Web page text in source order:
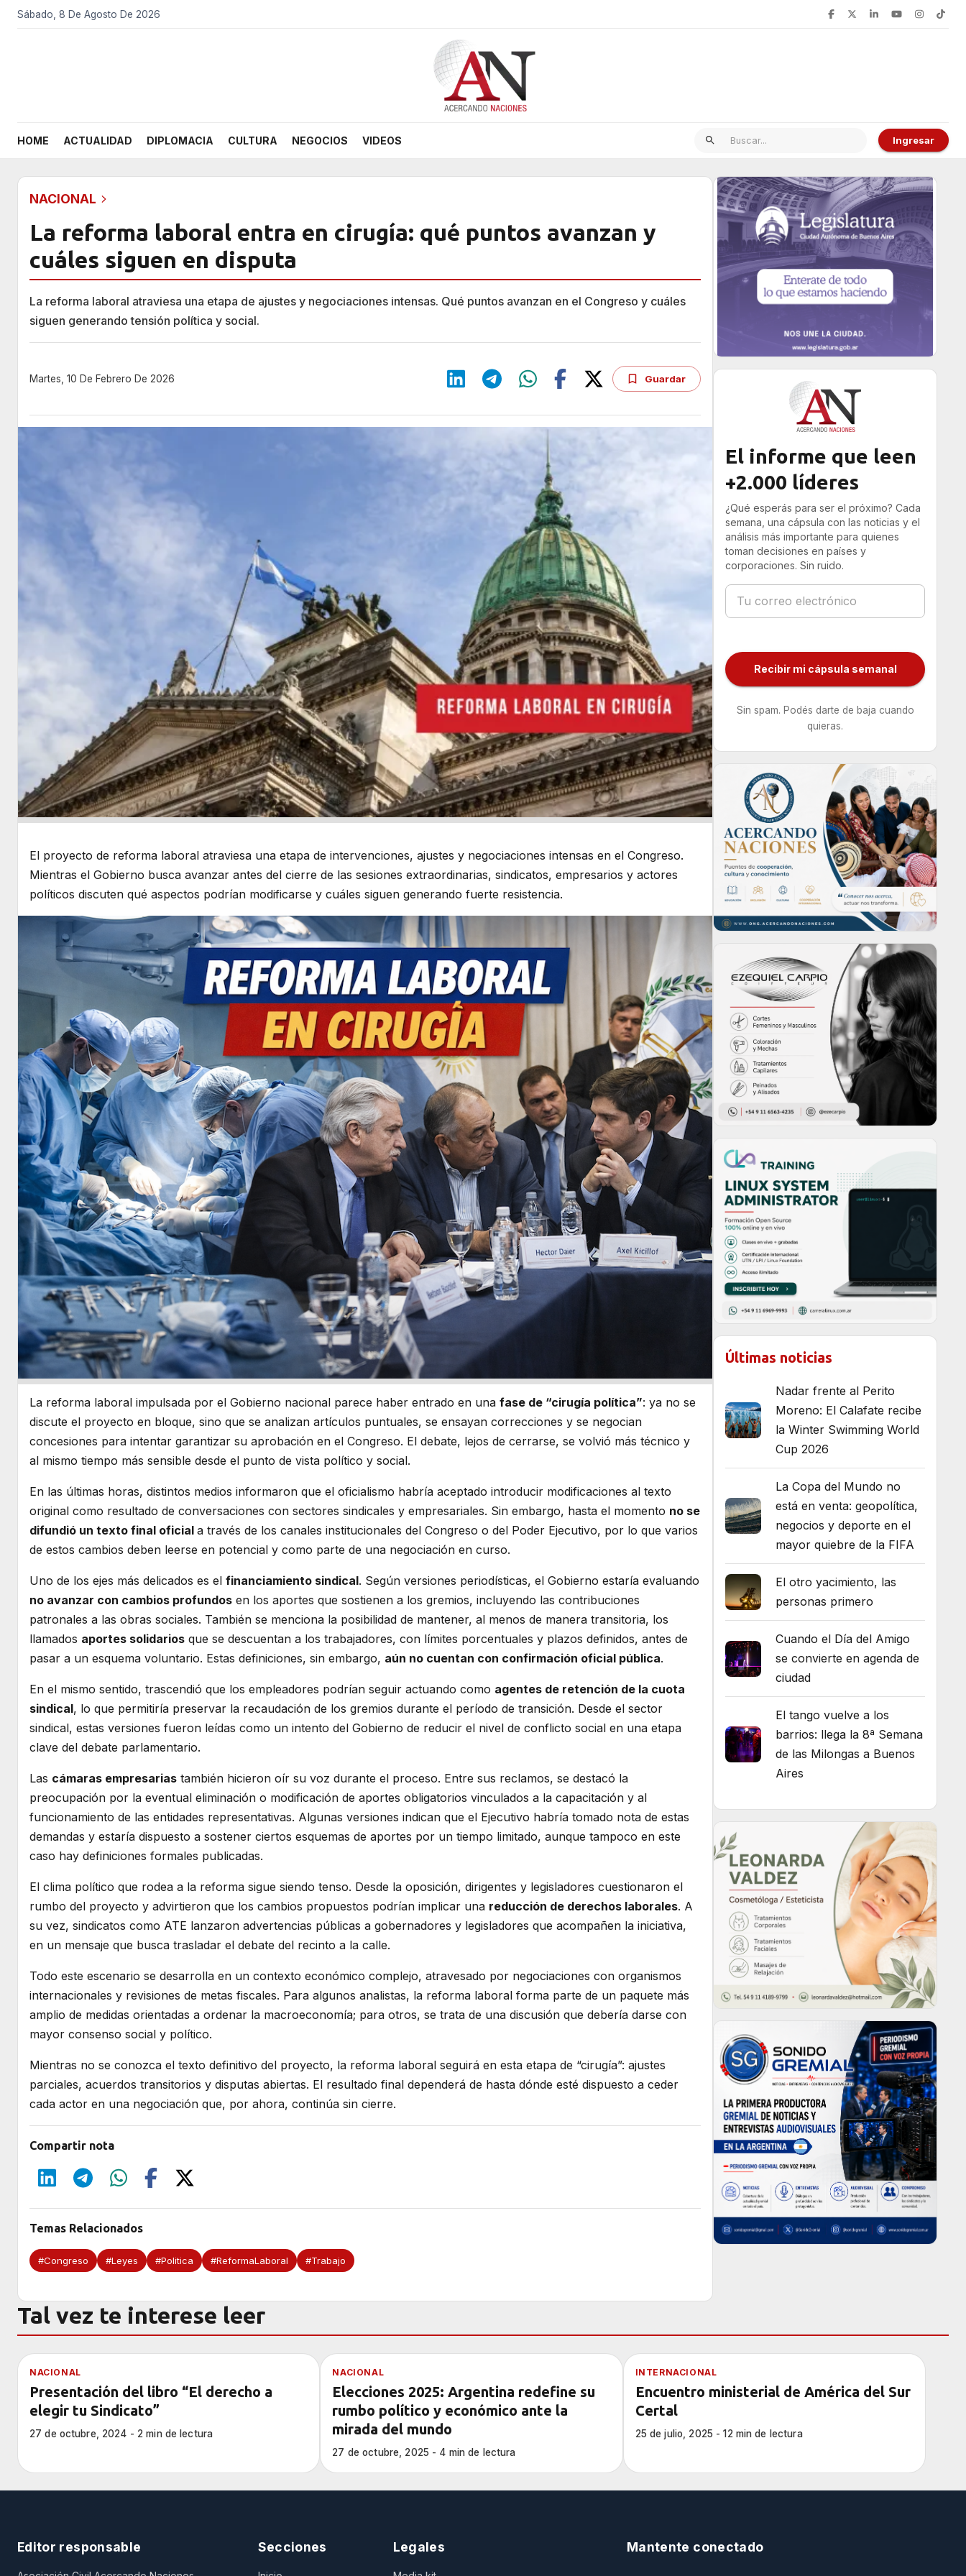
Sábado, 8 De Agosto De 2026
HOME ACTUALIDAD DIPLOMACIA CULTURA NEGOCIOS VIDEOS Ingresar
NACIONAL
La reforma laboral entra en cirugía: qué puntos avanzan y
cuáles siguen en disputa
La reforma laboral atraviesa una etapa de ajustes y negociaciones intensas. Qué puntos avanzan en el Congreso y cuáles
siguen generando tensión política y social.
Martes, 10 De Febrero De 2026 Guardar
El proyecto de reforma laboral atraviesa una etapa de intervenciones, ajustes y negociaciones intensas en el Congreso.
Mientras el Gobierno busca avanzar antes del cierre de las sesiones extraordinarias, sindicatos, empresarios y actores
políticos discuten qué aspectos podrían modificarse y cuáles siguen generando fuerte resistencia.
La reforma laboral impulsada por el Gobierno nacional parece haber entrado en una fase de “cirugía política”: ya no se
discute el proyecto en bloque, sino que se analizan artículos puntuales, se ensayan correcciones y se negocian
concesiones para intentar garantizar su aprobación en el Congreso. El debate, lejos de cerrarse, se volvió más técnico y
al mismo tiempo más sensible desde el punto de vista político y social.
En las últimas horas, distintos medios informaron que el oficialismo habría aceptado introducir modificaciones al texto
original como resultado de conversaciones con sectores sindicales y empresariales. Sin embargo, hasta el momento no se
difundió un texto final oficial a través de los canales institucionales del Congreso o del Poder Ejecutivo, por lo que varios
de estos cambios deben leerse en potencial y como parte de una negociación en curso.
Uno de los ejes más delicados es el financiamiento sindical. Según versiones periodísticas, el Gobierno estaría evaluando
no avanzar con cambios profundos en los aportes que sostienen a los gremios, incluyendo las contribuciones
patronales a las obras sociales. También se menciona la posibilidad de mantener, al menos de manera transitoria, los
llamados aportes solidarios que se descuentan a los trabajadores, con límites porcentuales y plazos definidos, antes de
pasar a un esquema voluntario. Estas definiciones, sin embargo, aún no cuentan con confirmación oficial pública.
En el mismo sentido, trascendió que los empleadores podrían seguir actuando como agentes de retención de la cuota
sindical, lo que permitiría preservar la recaudación de los gremios durante el período de transición. Desde el sector
sindical, estas versiones fueron leídas como un intento del Gobierno de reducir el nivel de conflicto social en una etapa
clave del debate parlamentario.
Las cámaras empresarias también hicieron oír su voz durante el proceso. Entre sus reclamos, se destacó la
preocupación por la eventual eliminación o modificación de aportes obligatorios vinculados a la capacitación y al
funcionamiento de las entidades representativas. Algunas versiones indican que el Ejecutivo habría tomado nota de estas
demandas y estaría dispuesto a sostener ciertos esquemas de aportes por un tiempo limitado, aunque tampoco en este
caso hay definiciones formales publicadas.
El clima político que rodea a la reforma sigue siendo tenso. Desde la oposición, dirigentes y legisladores cuestionaron el
rumbo del proyecto y advirtieron que los cambios propuestos podrían implicar una reducción de derechos laborales. A
su vez, sindicatos como ATE lanzaron advertencias públicas a gobernadores y legisladores que acompañen la iniciativa,
en un mensaje que busca trasladar el debate del recinto a la calle.
Todo este escenario se desarrolla en un contexto económico complejo, atravesado por negociaciones con organismos
internacionales y revisiones de metas fiscales. Para algunos analistas, la reforma laboral forma parte de un paquete más
amplio de medidas orientadas a ordenar la macroeconomía; para otros, se trata de una discusión que debería darse con
mayor consenso social y político.
Mientras no se conozca el texto definitivo del proyecto, la reforma laboral seguirá en esta etapa de “cirugía”: ajustes
parciales, acuerdos transitorios y disputas abiertas. El resultado final dependerá de hasta dónde esté dispuesto a ceder
cada actor en una negociación que, por ahora, continúa sin cierre.
Compartir nota
Temas Relacionados
#Congreso #Leyes #Politica #ReformaLaboral #Trabajo
El informe que leen
+2.000 líderes
¿Qué esperás para ser el próximo? Cada
semana, una cápsula con las noticias y el
análisis más importante para quienes
toman decisiones en países y
corporaciones. Sin ruido.
Recibir mi cápsula semanal
Sin spam. Podés darte de baja cuando
quieras.
Últimas noticias
Nadar frente al Perito
Moreno: El Calafate recibe
la Winter Swimming World
Cup 2026
La Copa del Mundo no
está en venta: geopolítica,
negocios y deporte en el
mayor quiebre de la FIFA
El otro yacimiento, las
personas primero
Cuando el Día del Amigo
se convierte en agenda de
ciudad
El tango vuelve a los
barrios: llega la 8ª Semana
de las Milongas a Buenos
Aires
Tal vez te interese leer
NACIONAL
Presentación del libro “El derecho a
elegir tu Sindicato”
27 de octubre, 2024 - 2 min de lectura
NACIONAL
Elecciones 2025: Argentina redefine su
rumbo político y económico ante la
mirada del mundo
27 de octubre, 2025 - 4 min de lectura
INTERNACIONAL
Encuentro ministerial de América del Sur
Certal
25 de julio, 2025 - 12 min de lectura
Editor responsable Secciones Legales Mantente conectado